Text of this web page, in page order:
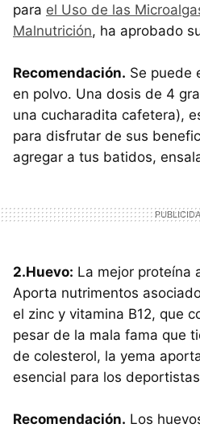
para el Uso de las
Malnutrición, ha aprobado
Recomendación. Se puede
en polvo. Una dosis de 4
una cucharadita cafetera),
para disfrutar de sus
agregar a tus batidos,
2.Huevo: La mejor proteína
Aporta nutrimentos
el zinc y vitamina B12, que
pesar de la mala fama que
de colesterol, la yema
esencial para los
Recomendación. Los